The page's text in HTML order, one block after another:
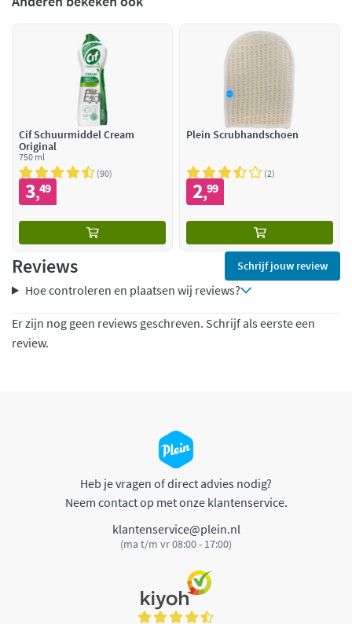
Cif Schuurmiddel Cream
Original
750 ml
90
3,49
Plein Scrubhandschoen
2
2,99
Reviews Schrijf jouw review
Hoe controleren en plaatsen wij reviews?
Er zijn nog geen reviews geschreven. Schrijf als eerste een
review.
Heb je vragen of direct advies nodig?
Neem contact op met onze klantenservice.
klantenservice@plein.nl
(ma t/m vr 08:00 - 17:00)